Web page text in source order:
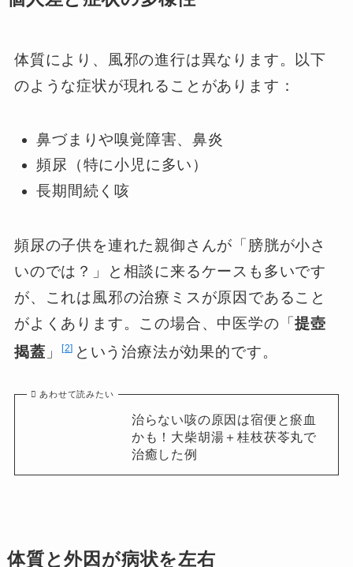
体質により、風邪の進行は異なります。以下
のような症状が現れることがあります：
鼻づまりや嗅覚障害、鼻炎
頻尿（特に小児に多い）
長期間続く咳
頻尿の子供を連れた親御さんが「膀胱が小さ
いのでは？」と相談に来るケースも多いです
が、これは風邪の治療ミスが原因であること
がよくあります。この場合、中医学の「提壺
揭蓋 」 2 という治療法が効果的です。
あわせて読みたい
治らない咳の原因は宿便と瘀血
かも！大柴胡湯＋桂枝茯苓丸で
治癒した例
体質と外因が病状を左右